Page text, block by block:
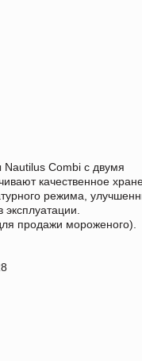
Combi с двумя
качественное
режима,
продажи мороженого).